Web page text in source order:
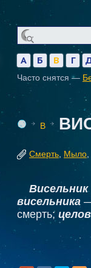
А Б В Г
Часто снятся —
В
Смерть Мыло
Висельник
висельника
смерть;